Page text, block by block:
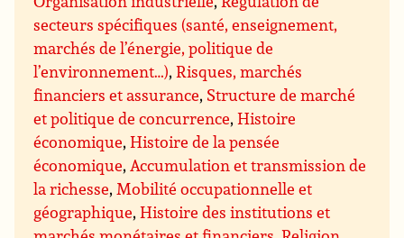
secteurs spécifiques (santé, enseignement,
marchés de l’énergie, politique de
l’environnement…),Risques, marchés
financiers et assurance, Structure de marché
et politique de concurrence,Histoire
économique,Histoire de la pensée
économique, Accumulation et transmission de
la richesse, Mobilité occupationnelle et
géographique,Histoire des institutions et